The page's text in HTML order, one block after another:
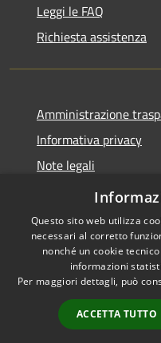
Leggi le FAQ
Richiesta assistenza
Amministrazione
Informativa privacy
Note legali
Dichiarazione di
Accessibilità
Questo sito web utilizza
necessari al corretto
nonché un cookie
informazioni
Per maggiori dettagli, può
ACCETTA TUTTO